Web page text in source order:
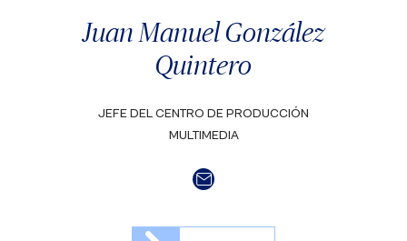
Juan Manuel González
Quintero
JEFE DEL CENTRO DE PRODUCCIÓN
MULTIMEDIA